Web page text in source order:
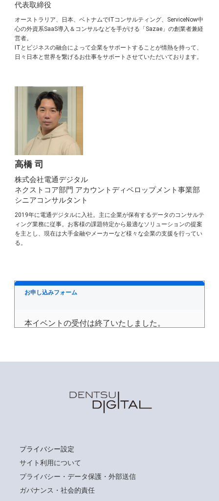
代表取締役
オーストラリア、日本、ベトナムでITコンサルティング、ServiceNow中
心の外資系SaaS導入＆コンサルなどを手がける「Sazae」の創業者兼経
営者。
ITとビジネスの融合によって企業をサポートすることが情熱を持って、
日々日本と世界を繋げるお仕事をサポートさせていただいております。
高橋 司
株式会社電通デジタル
ネクストコア部門 アカウントディベロップメント事業部
シニアコンサルタント
2019年に電通デジタルに入社。主に企業が保有するデータのコンサルテ
ィング業務に従事。お客様の課題特定から最適なソリューションの提案
を主とし、現在は大手金融やメーカーなど様々な企業の支援を行ってい
る。
お申し込みフォーム
本イベントの受付は終了いたしました。
プライバシー設定
サイト利用について
プライバシー・データ保護・外部送信
ガバナンス・社会的責任